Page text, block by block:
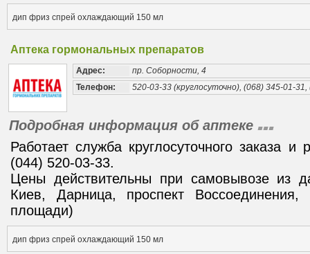
дип фриз спрей охлаждающий 150 мл
Аптека гормональных препаратов
Адрес:
пр. Соборности, 4
Телефон:
520-03-33 (круглосуточно), (068) 345-01-
Подробная информация об аптеке
Работает служба круглосуточного заказа и
(044) 520-03-33.
Цены действительны при самовывозе из
Киев, Дарница, проспект Воссоединения,
площади)
дип фриз спрей охлаждающий 150 мл